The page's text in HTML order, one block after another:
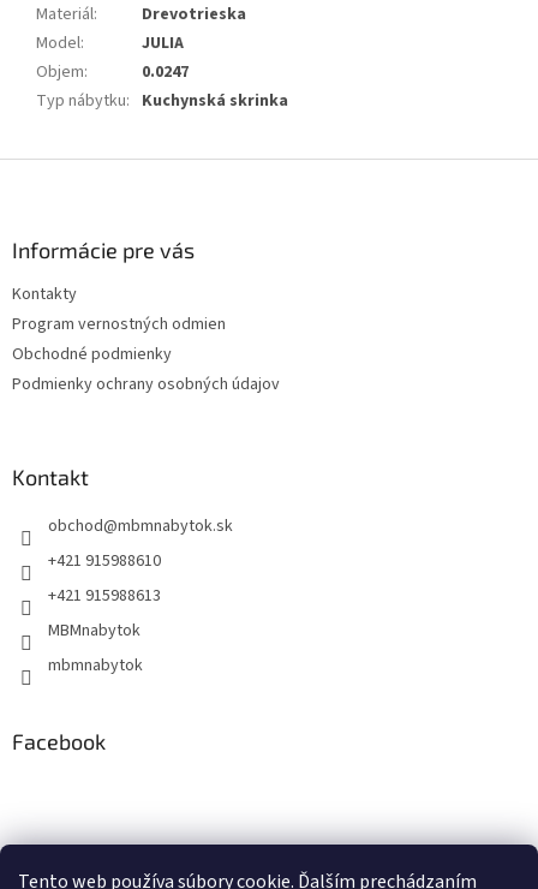
Tento web používa súbory cookie. Ďalším prechádzaním
Materiál:
Drevotrieska
Model:
JULIA
Objem:
0.0247
Typ nábytku: Kuchynská skrinka
Informácie pre vás
Kontakty
Program vernostných odmien
Obchodné podmienky
Podmienky ochrany osobných údajov
Kontakt
obchod@mbmnabytok.sk
+421 915988610
+421 915988613
MBMnabytok
mbmnabytok
Facebook
Nákupný košík